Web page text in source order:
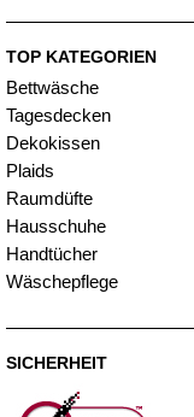
TOP KATEGORIEN
Bettwäsche
Tagesdecken
Dekokissen
Plaids
Raumdüfte
Hausschuhe
Handtücher
Wäschepflege
SICHERHEIT